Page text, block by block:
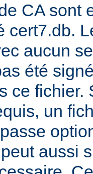
CA sont
cert7.db.
aucun
été
ce fichier.
un
aussi